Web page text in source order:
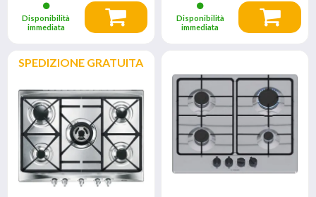
Disponibilità
immediata
Disponibilità
immediata
SPEDIZIONE GRATUITA